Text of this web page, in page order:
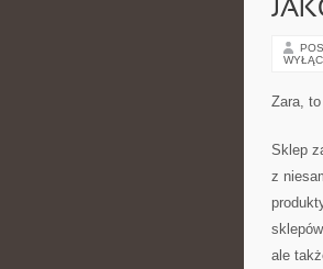
Zara,
Sklep
z
ale